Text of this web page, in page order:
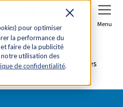
) pour optimiser
la performance du
faire de la publicité
notre utilisation des
de confidentialité.
Se connecter Menu
: la confiance des